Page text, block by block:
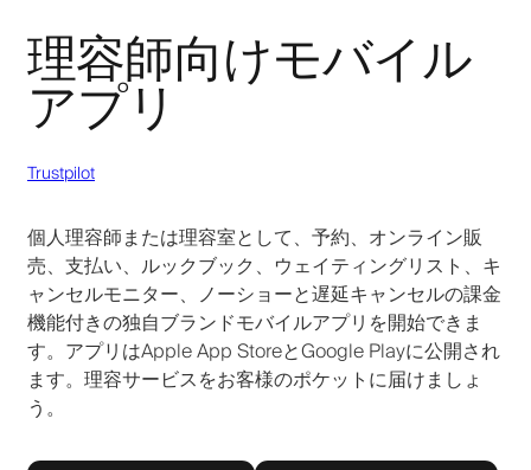
理容師向けモバイル
アプリ
Trustpilot
個人理容師または理容室として、予約、オンライン販
売、支払い、ルックブック、ウェイティングリスト、キ
ャンセルモニター、ノーショーと遅延キャンセルの課金
機能付きの独自ブランドモバイルアプリを開始できま
す。アプリはApple App StoreとGoogle Playに公開され
ます。理容サービスをお客様のポケットに届けましょ
う。